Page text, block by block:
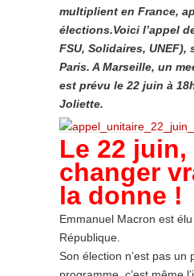
multiplient en France,
élections.Voici l’appel
FSU, Solidaires, UNEF),
Paris. A Marseille, un
est prévu le 22 juin à
Joliette.
Le 22
changer
la donne !
Emmanuel Macron est
République.
Son élection n’est pas un